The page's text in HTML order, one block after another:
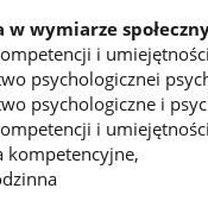
wymiarze
i
psychologicznei
psychologiczne i
i
kompetencyjne,